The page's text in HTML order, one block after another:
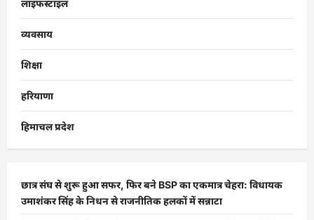
लाइफस्टाइल
व्यवसाय
शिक्षा
हरियाणा
हिमाचल प्रदेश
छात्र संघ से शुरू हुआ सफर, फिर बने BSP का एकमात्र चेहरा: विधायक
उमाशंकर सिंह के निधन से राजनीतिक हलकों में सन्नाटा